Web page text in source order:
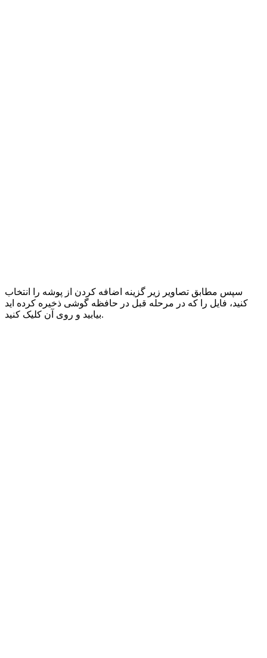
سپس مطابق تصاویر زیر گزینه اضافه کردن از پوشه را انتخاب
کنید، فایل را که در مرحله قبل در حافظه گوشی ذخیره کرده اید
بیابید و روی آن کلیک کنید.